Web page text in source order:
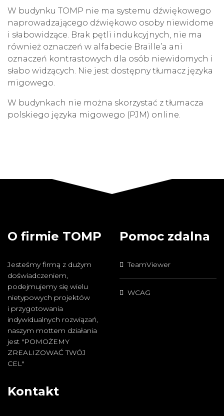
W budynku TOMP nie ma systemu dźwiękowego
naprowadzającego dźwiękowo osoby niewidome
i słabowidzące. Brak pętli indukcyjnych, nie ma
również oznaczeń w alfabecie Braille’a ani
oznaczeń kontrastowych dla osób niewidomych i
słabo widzących. Nie jest dostępny tłumacz języka
migowego.
W budynkach nie można skorzystać z tłumacza
polskiego języka migowego (PJM) online.
O firmie TOMP
Jesteśmy firmą z dużym
doświadczeniem,
podejmujemy się wielu
nietypowych projektów
i przygotowania
indywidualnych rozwiązań,
naszym mottem działania
jest "POMOŻEMY
ZREALIZOWAĆ TWÓJ
CEL"
Pomoc zdalna
TeamViewer
WCAG
Kontakt